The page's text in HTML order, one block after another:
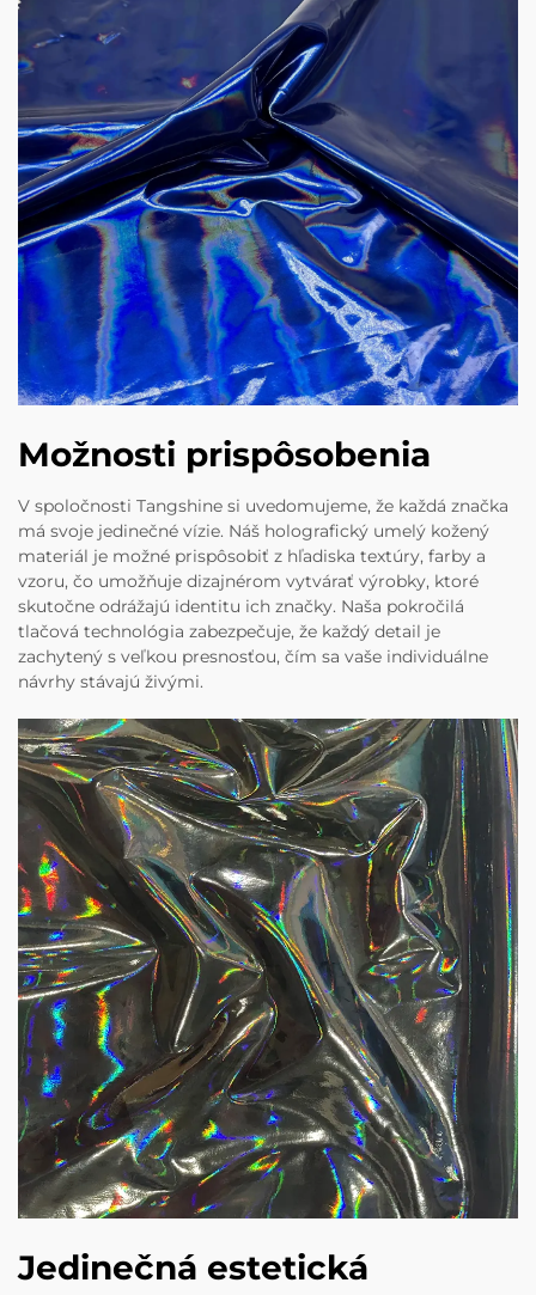
Možnosti prispôsobenia
V spoločnosti Tangshine si uvedomujeme, že každá značka
má svoje jedinečné vízie. Náš holografický umelý kožený
materiál je možné prispôsobiť z hľadiska textúry, farby a
vzoru, čo umožňuje dizajnérom vytvárať výrobky, ktoré
skutočne odrážajú identitu ich značky. Naša pokročilá
tlačová technológia zabezpečuje, že každý detail je
zachytený s veľkou presnosťou, čím sa vaše individuálne
návrhy stávajú živými.
Jedinečná estetická